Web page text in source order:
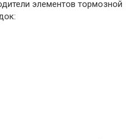
элементов тормозной